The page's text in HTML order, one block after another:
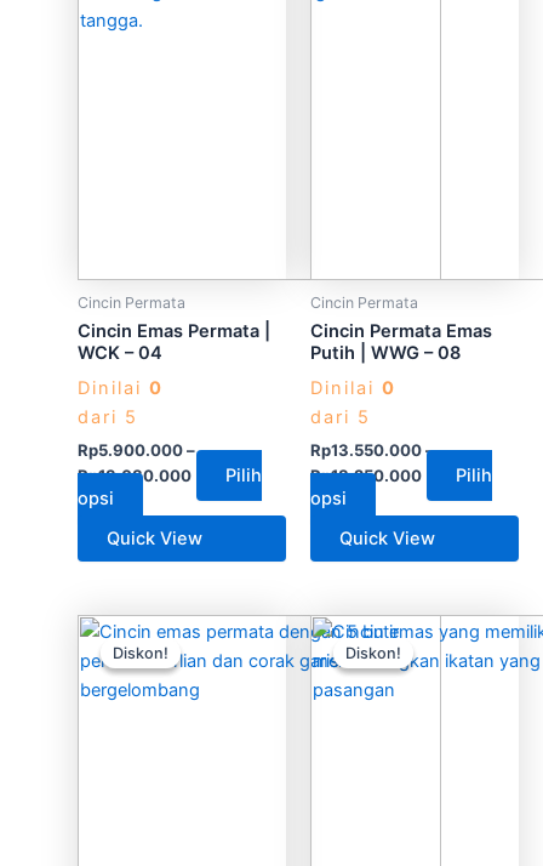
Cincin Permata
Cincin Emas Permata |
WCK – 04
Dinilai 0
dari 5
Rp5.900.000–
Rp13.080.000
Pilih
opsi
Quick View
Cincin Permata
Cincin Permata Emas
Putih | WWG – 08
Dinilai 0
dari 5
Rp13.550.000–
Rp18.250.000
Pilih
opsi
Quick View
Diskon!
Diskon!
Produk
ini
memiliki
Diskon!
Diskon!
Produk
ini
memiliki